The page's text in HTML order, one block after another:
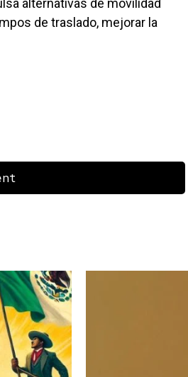
alternativas de movilidad
de traslado, mejorar la